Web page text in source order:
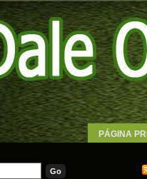
PÁGINA